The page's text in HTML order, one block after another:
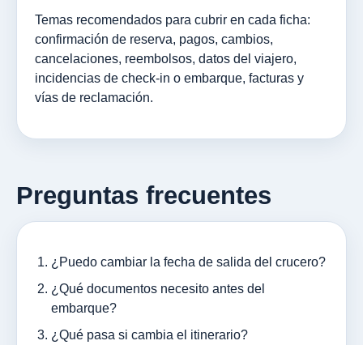
Temas recomendados para cubrir en cada ficha:
confirmación de reserva, pagos, cambios,
cancelaciones, reembolsos, datos del viajero,
incidencias de check-in o embarque, facturas y
vías de reclamación.
Preguntas frecuentes
¿Puedo cambiar la fecha de salida del crucero?
¿Qué documentos necesito antes del
embarque?
¿Qué pasa si cambia el itinerario?